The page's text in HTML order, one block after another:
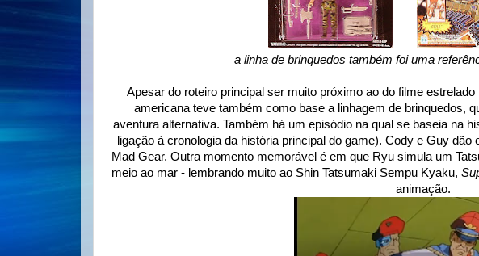
a linha de brinquedos também foi uma
Apesar do roteiro principal ser muito próximo ao do filme
americana teve também como base a linhagem de brinquedos,
aventura alternativa. Também há um episódio na qual se baseia na
ligação à cronologia da história principal do game). Cody e Guy
Mad Gear. Outra momento memorável é em que Ryu simula um
meio ao mar - lembrando muito ao Shin Tatsumaki Sempu Kyaku,
animação.